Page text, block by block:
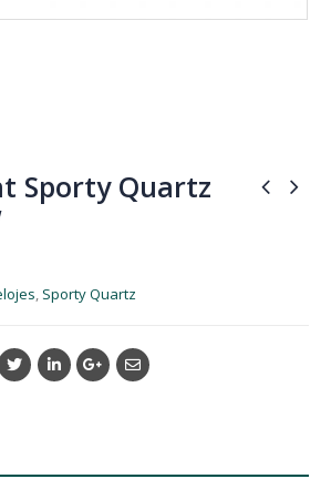
Sporty Quartz
, Sporty Quartz